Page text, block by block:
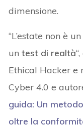
dimensione.
“L’estate non è
untest di realtà
Ethical Hacker e
Cyber 4.0 e
guida: Un
oltre la